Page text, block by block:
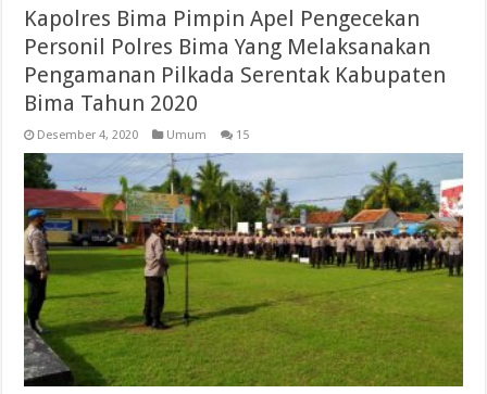
Kapolres Bima Pimpin Apel Pengecekan
Personil Polres Bima Yang Melaksanakan
Pengamanan Pilkada Serentak Kabupaten
Bima Tahun 2020
Desember 4, 2020 Umum 15